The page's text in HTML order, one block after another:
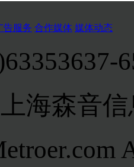
告服务 合作媒体 媒体动态
海森音